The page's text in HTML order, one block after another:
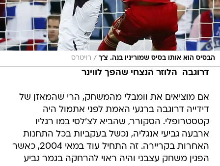
הבסיס הוא אותו בסיס שמוריניו בנה. צ'ך / רויטרס
דרוגבה  הלוזר הנצחי שהפך לווינר
אם מוציאים את וומבלי מהמשחק, הרי שהמאזן של
דידייה דרוגבה ברגעי האמת לפני אתמול היה
קטסטרופלי. הסקורר, שהביא לצ'לסי במו רגליו
ארבעה גביעי אנגליה, נכשל בעקביות בכל התחנות
האחרות בקריירה. זה התחיל עוד במאי 2004, כאשר
הפגין משחק עצבני והיה ראוי להרחקה בגמר גביע